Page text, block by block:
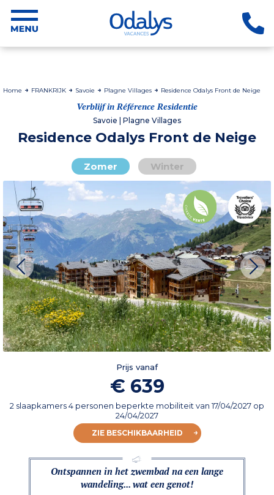
Home FRANKRIJK Savoie Plagne Villages Residence Odalys Front de Neige
Verblijf in Référence Residentie
Savoie | Plagne Villages
Residence Odalys Front de Neige
Zomer Winter
Prijs vanaf
€ 639
2 slaapkamers 4 personen beperkte mobiliteitvan17/04/2027 op
24/04/2027
ZIE BESCHIKBAARHEID
Ontspannen in het zwembad na een lange
wandeling... wat een genot!